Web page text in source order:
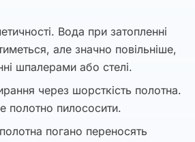
Вода при затопленні
але значно повільніше,
шпалерами або стелі.
через шорсткість полотна.
полотно пилососити.
погано переносять